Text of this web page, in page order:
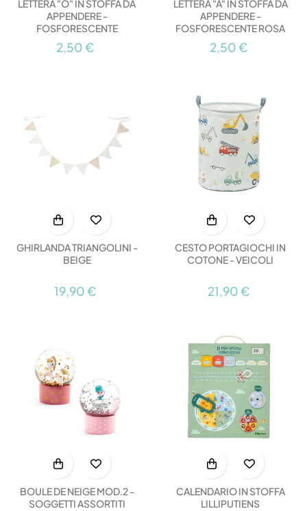
LETTERA "O" IN STOFFA DA
APPENDERE -
FOSFORESCENTE
2,50 €
LETTERA "A" IN STOFFA DA
APPENDERE -
FOSFORESCENTE ROSA
2,50 €
GHIRLANDA TRIANGOLINI -
BEIGE
19,90 €
CESTO PORTAGIOCHI IN
COTONE - VEICOLI
21,90 €
BOULE DE NEIGE MOD.2 -
SOGGETTI ASSORTITI
CALENDARIO IN STOFFA
LILLIPUTIENS